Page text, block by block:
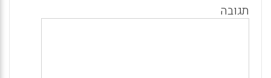
תגובה